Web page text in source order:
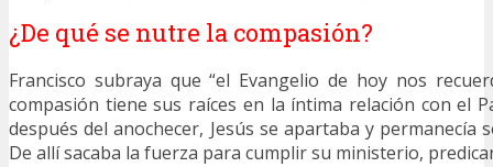
¿De qué se nutre la compasión?
Francisco subraya que “el Evangelio de hoy nos
compasión tiene sus raíces en la íntima relación con el
después del anochecer, Jesús se apartaba y permanecía
De allí sacaba la fuerza para cumplir su ministerio,